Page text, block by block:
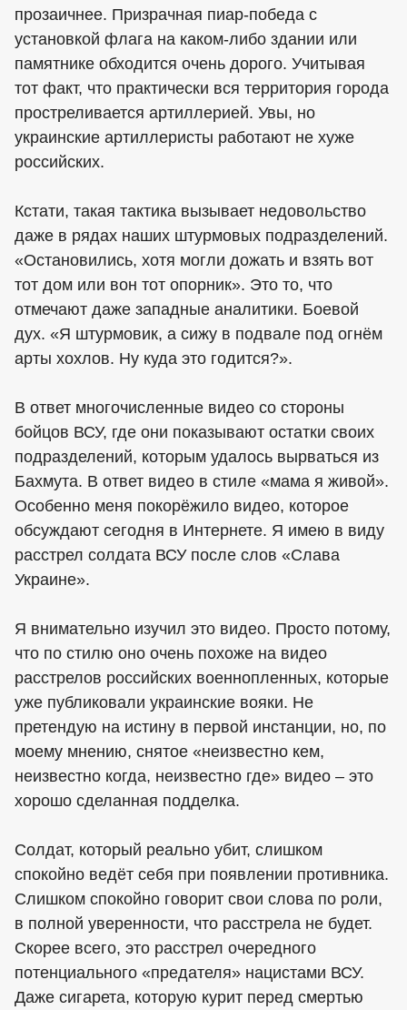
прозаичнее. Призрачная пиар-победа с
установкой флага на каком-либо здании или
памятнике обходится очень дорого. Учитывая
тот факт, что практически вся территория города
простреливается артиллерией. Увы, но
украинские артиллеристы работают не хуже
российских.
Кстати, такая тактика вызывает недовольство
даже в рядах наших штурмовых подразделений.
«Остановились, хотя могли дожать и взять вот
тот дом или вон тот опорник». Это то, что
отмечают даже западные аналитики. Боевой
дух. «Я штурмовик, а сижу в подвале под огнём
арты хохлов. Ну куда это годится?».
В ответ многочисленные видео со стороны
бойцов ВСУ, где они показывают остатки своих
подразделений, которым удалось вырваться из
Бахмута. В ответ видео в стиле «мама я живой».
Особенно меня покорёжило видео, которое
обсуждают сегодня в Интернете. Я имею в виду
расстрел солдата ВСУ после слов «Слава
Украине».
Я внимательно изучил это видео. Просто потому,
что по стилю оно очень похоже на видео
расстрелов российских военнопленных, которые
уже публиковали украинские вояки. Не
претендую на истину в первой инстанции, но, по
моему мнению, снятое «неизвестно кем,
неизвестно когда, неизвестно где» видео – это
хорошо сделанная подделка.
Солдат, который реально убит, слишком
спокойно ведёт себя при появлении противника.
Слишком спокойно говорит свои слова по роли,
в полной уверенности, что расстрела не будет.
Скорее всего, это расстрел очередного
потенциального «предателя» нацистами ВСУ.
Даже сигарета, которую курит перед смертью